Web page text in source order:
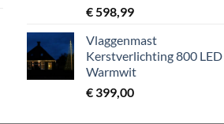
€598,99
Vlaggenmast
Kerstverlichting 800
Warmwit
€ 399,00